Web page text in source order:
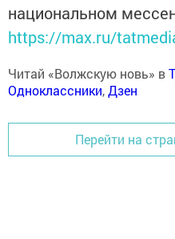
национальном
https://max.ru/
Читай «Волжскую новь» в
Одноклассники,Дзен
Перейти на